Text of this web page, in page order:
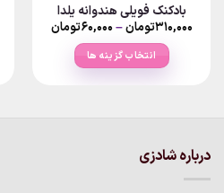
بادکنک فویلی هندوانه یلدا
۳۱۰,۰۰۰تومان–۶۰,۰۰۰تومانPrice
انتخاب گزینه ها
درباره شادزی